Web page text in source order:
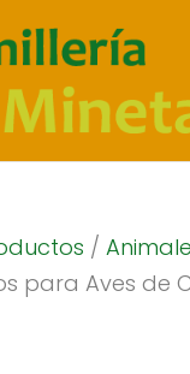
/
para Aves de